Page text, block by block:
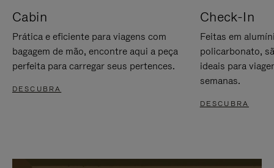
Cabin
Prática e eficiente para viagens com
bagagem de mão, encontre aqui a peça
perfeita para carregar seus pertences.
DESCUBRA
Check-In
Feitas em
policarbonato,
ideais para
semanas.
DESCUBRA